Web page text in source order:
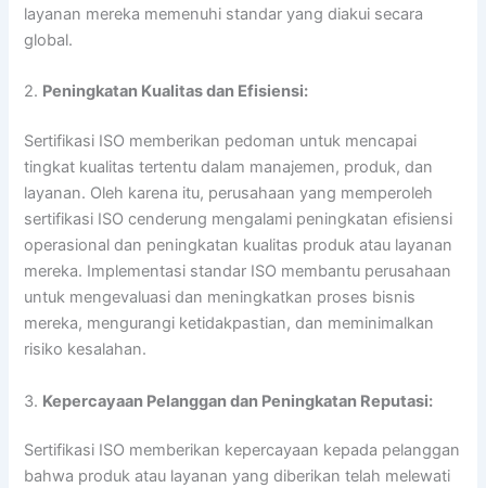
layanan mereka memenuhi standar yang diakui secara
global.
2. Peningkatan Kualitas dan Efisiensi:
Sertifikasi ISO memberikan pedoman untuk mencapai
tingkat kualitas tertentu dalam manajemen, produk, dan
layanan. Oleh karena itu, perusahaan yang memperoleh
sertifikasi ISO cenderung mengalami peningkatan efisiensi
operasional dan peningkatan kualitas produk atau layanan
mereka. Implementasi standar ISO membantu perusahaan
untuk mengevaluasi dan meningkatkan proses bisnis
mereka, mengurangi ketidakpastian, dan meminimalkan
risiko kesalahan.
3. Kepercayaan Pelanggan dan Peningkatan Reputasi:
Sertifikasi ISO memberikan kepercayaan kepada pelanggan
bahwa produk atau layanan yang diberikan telah melewati